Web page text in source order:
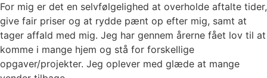
For mig er det en selvfølgelighed at overholde aftalte tider,
give fair priser og at rydde pænt op efter mig, samt at
tager affald med mig. Jeg har gennem årerne fået lov til at
komme i mange hjem og stå for forskellige
opgaver/projekter. Jeg oplever med glæde at mange